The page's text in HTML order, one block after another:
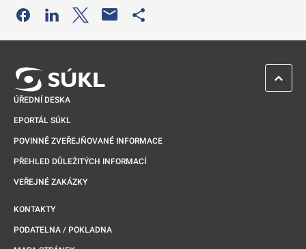
Odkaz se otevře na nové kartě
Odkaz se otevře na nové kartě
Odkaz se otevře na nové kartě
ÚŘEDNÍ DESKA
EPORTÁL SÚKL
POVINNĚ ZVEŘEJŇOVANÉ INFORMACE
PŘEHLED DŮLEŽITÝCH INFORMACÍ
VEŘEJNÉ ZAKÁZKY
KONTAKTY
PODATELNA / POKLADNA
ZPĚT